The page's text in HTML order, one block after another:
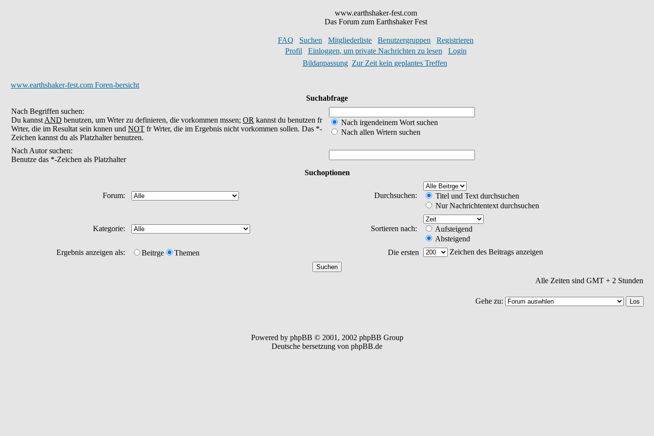
www.earthshaker-fest.com
Das Forum zum Earthshaker Fest
FAQ Suchen Mitgliederliste Benutzergruppen
Registrieren
Profil
Einloggen, um private Nachrichten zu lesen
Login
Bildanpassung Zur Zeit kein geplantes Treffen
www.earthshaker-fest.com Foren-bersicht
Suchabfrage
Nach Begriffen suchen:
Du kannst AND benutzen, um Wrter zu definieren, die vorkommen mssen; OR kannst du benutzen fr
Wrter, die im Resultat sein knnen und NOT fr Wrter, die im Ergebnis nicht vorkommen sollen. Das *-
Zeichen kannst du als Platzhalter benutzen.
Nach irgendeinem Wort suchen
Nach allen Wrtern suchen
Nach Autor suchen:
Benutze das *-Zeichen als Platzhalter
Suchoptionen
Forum: Durchsuchen:
Titel und Text durchsuchen
Nur Nachrichtentext durchsuchen
Kategorie: Sortieren nach:
Aufsteigend
Absteigend
Ergebnis anzeigen als:
Beitrge Themen Die ersten Zeichen des Beitrags anzeigen
Alle Zeiten sind GMT + 2 Stunden
Gehe zu:
Powered by phpBB © 2001, 2002 phpBB Group
Deutsche bersetzung von phpBB.de